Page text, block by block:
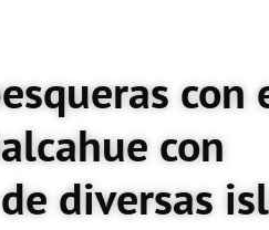
con
con
diversas